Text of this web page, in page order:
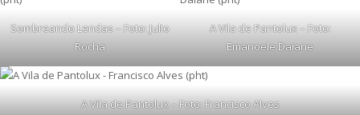
Sombreando Lendas – Foto: Julio
Rocha
A Vila de Pantolux – Foto:
Emanoele Daiane
A Vila de Pantolux – Foto: Francisco Alves